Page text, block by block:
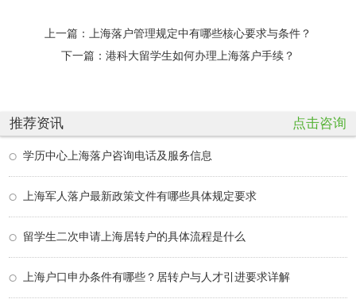
上一篇：
上海落户管理规定中有哪些核心要求与条件？
下一篇： 港科大留学生如何办理上海落户手续？
推荐资讯 点击咨询
学历中心上海落户咨询电话及服务信息
上海军人落户最新政策文件有哪些具体规定要求
留学生二次申请上海居转户的具体流程是什么
上海户口申办条件有哪些？居转户与人才引进要求详解